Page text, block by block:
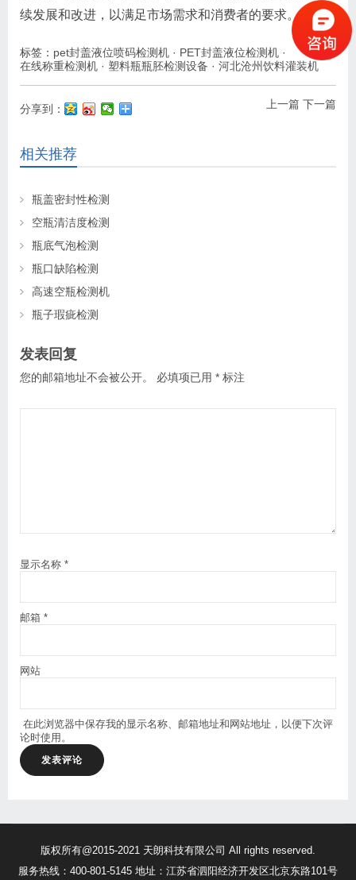
续发展和改进，以满足市场需求和消费者的要求。
标签： pet封盖液位喷码检测机 · PET封盖液位检测机 ·
在线称重检测机 · 塑料瓶瓶胚检测设备 · 河北沧州饮料灌装机
上一篇 下一篇
分享到：
相关推荐
瓶盖密封性检测
空瓶清洁度检测
瓶底气泡检测
瓶口缺陷检测
高速空瓶检测机
瓶子瑕疵检测
发表回复
您的邮箱地址不会被公开。 必填项已用 * 标注
显示名称 *
邮箱 *
网站
在此浏览器中保存我的显示名称、邮箱地址和网站地址，以便下次评
论时使用。
版权所有@2015-2021 天朗科技有限公司 All rights reserved.
服务热线：400-801-5145 地址：江苏省泗阳经济开发区北京东路101号